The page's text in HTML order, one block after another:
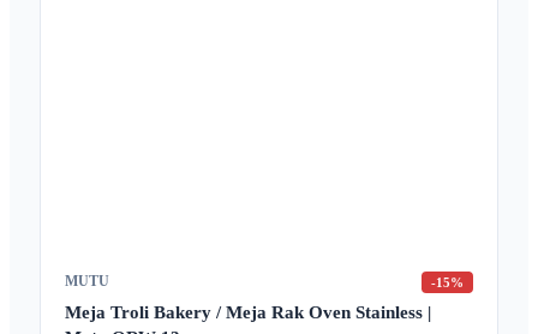
MUTU -15%
Meja Troli Bakery / Meja Rak Oven Stainless |